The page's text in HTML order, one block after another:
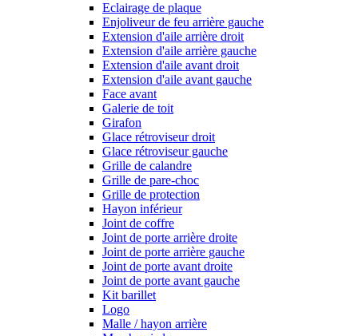
Eclairage de plaque
Enjoliveur de feu arrière gauche
Extension d'aile arrière droit
Extension d'aile arrière gauche
Extension d'aile avant droit
Extension d'aile avant gauche
Face avant
Galerie de toit
Girafon
Glace rétroviseur droit
Glace rétroviseur gauche
Grille de calandre
Grille de pare-choc
Grille de protection
Hayon inférieur
Joint de coffre
Joint de porte arrière droite
Joint de porte arrière gauche
Joint de porte avant droite
Joint de porte avant gauche
Kit barillet
Logo
Malle / hayon arrière